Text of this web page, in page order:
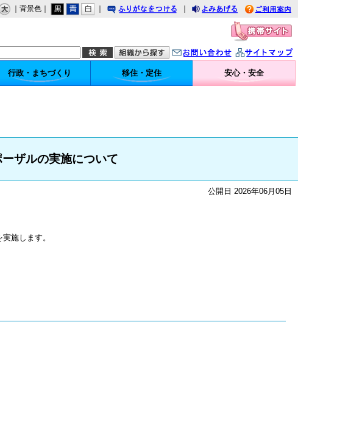
｜背景色｜
みあげる
利用案内
問い合わせ イトマップ
行政・まちづくり 移住・定住 安心・安全
ザルの実施について
公開日 2026年06月05日
施します。